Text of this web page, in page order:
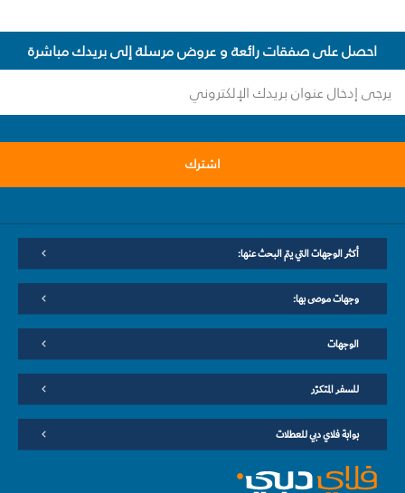
احصل على صفقات رائعة و عروض مرسلة إلى بريدك مباشرة
اشترك
أكثر الوجهات التي يتم البحث عنها:
وجهات موصى بها:
الوجهات
للسفر المتكرّر
بوابة فلاي دبي للعطلات